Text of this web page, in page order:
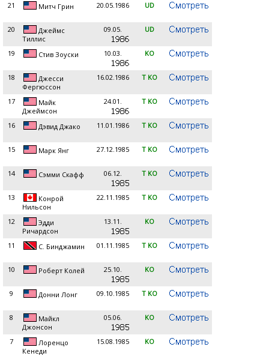
21 Митч Грин 20.05.1986 UD
20
Джеймс
Тиллис
09.05. UD
19 Стив Зоуски 10.03. KO
18
Джесси
Фергюссон
16.02.1986 T KO
17
Майк
Джеймсон
24.01. T KO
16 Дэвид Джако 11.01.1986 T KO
15 Марк Янг 27.12.1985 T KO
14 Сэмми Скафф 06.12. T KO
13
Конрой
Нильсон
22.11.1985 T KO
12
Эдди
Ричардсон
13.11. KO
11 С. Бинджамин 01.11.1985 T KO
10 Роберт Колей 25.10. KO
9 Донни Лонг 09.10.1985 T KO
8
Майкл
Джонсон
05.06. KO
7
Лоренцо
Кенеди
15.08.1985 KO